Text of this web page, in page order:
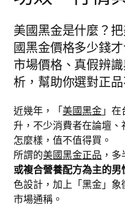
美國黑金是什麼？
國黑金價格多少錢
市場價格、真假辨
析，幫助你選對正品
近幾年，「美國黑金」
升，不少消費者在論壇
怎麼樣，值不值得買。
所謂的美國黑金正品 ，
或複合營養配方為主的男
色設計，加上「黑金」
市場通稱。